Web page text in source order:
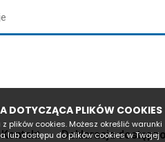
DOTYCZĄCA PLIKÓW COOKIES
plików cookies. Możesz określić warunki
lub dostępu do plików cookies w Twojej
Kontakt Deklaracja